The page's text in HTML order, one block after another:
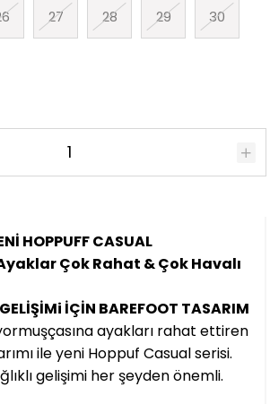
27 28 29 30
HOPPUFF CASUAL
Çok Rahat & Çok Havalı
İÇİN BAREFOOT TASARIM
ayakları rahat ettiren
ile yeni Hoppuf Casual serisi.
gelişimi her şeyden önemli.